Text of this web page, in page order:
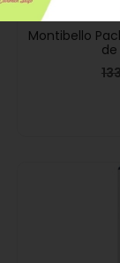
OFERTA
Montibello